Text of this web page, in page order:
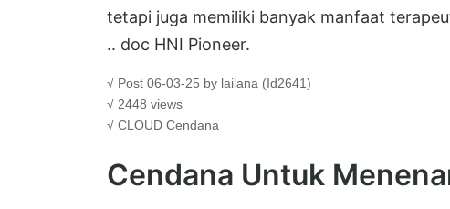
tetapi juga memiliki banyak manfaat
.. doc HNI Pioneer.
√ Post 06-03-25 by lailana (Id2641)
√ 2448 views
√ CLOUD Cendana
Cendana Untuk